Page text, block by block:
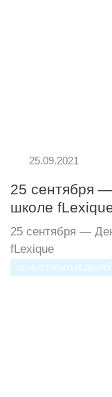
25.09.2021
25 сентября
школе
25 сентября —
fLexique
ДЕНЬ ОТКРЫТЫХ